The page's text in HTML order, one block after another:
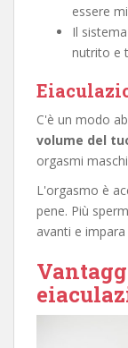
essere
Il
nutrito e
C'è un modo
volume del
orgasmi
L'orgasmo è
pene. Più
avanti e